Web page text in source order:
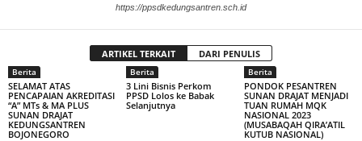
https://ppsdkedungsantren.sch.id
ARTIKEL TERKAIT DARI PENULIS
Berita
SELAMAT ATAS
PENCAPAIAN AKREDITASI
“A” MTs & MA PLUS
SUNAN DRAJAT
KEDUNGSANTREN
BOJONEGORO
Berita
3 Lini Bisnis Perkom
PPSD Lolos ke Babak
Selanjutnya
Berita
PONDOK PESANTREN
SUNAN DRAJAT MENJADI
TUAN RUMAH MQK
NASIONAL 2023
(MUSABAQAH QIRA’ATIL
KUTUB NASIONAL)